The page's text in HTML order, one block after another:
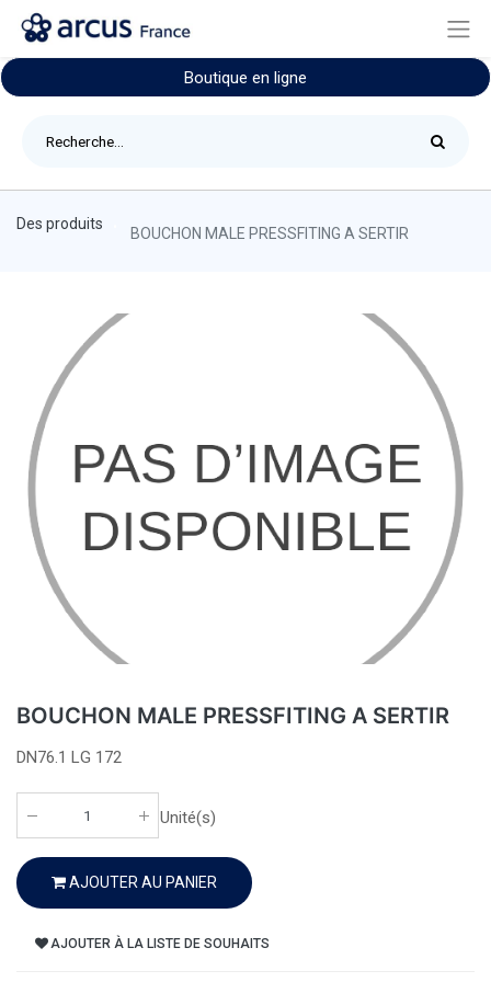
Boutique en ligne
Des produits
BOUCHON MALE PRESSFITING A SERTIR
BOUCHON MALE PRESSFITING A SERTIR
DN76.1 LG 172
Unité(s)
AJOUTER AU PANIER
AJOUTER À LA LISTE DE SOUHAITS